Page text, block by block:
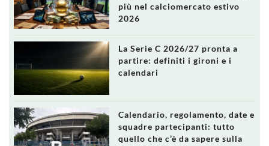
più nel calciomercato estivo
2026
La Serie C 2026/27 pronta a
partire: definiti i gironi e i
calendari
Calendario, regolamento, date e
squadre partecipanti: tutto
quello che c’è da sapere sulla